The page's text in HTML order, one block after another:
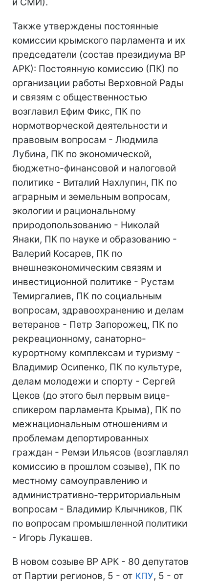
Также утверждены постоянные
комиссии крымского парламента и их
председатели (состав президиума ВР
АРК): Постоянную комиссию (ПК) по
организации работы Верховной Рады
и связям с общественностью
возглавил Ефим Фикс, ПК по
нормотворческой деятельности и
правовым вопросам - Людмила
Лубина, ПК по экономической,
бюджетно-финансовой и налоговой
политике - Виталий Нахлупин, ПК по
аграрным и земельным вопросам,
экологии и рациональному
природопользованию - Николай
Янаки, ПК по науке и образованию -
Валерий Косарев, ПК по
внешнеэкономическим связям и
инвестиционной политике - Рустам
Темиргалиев, ПК по социальным
вопросам, здравоохранению и делам
ветеранов - Петр Запорожец, ПК по
рекреационному, санаторно-
курортному комплексам и туризму -
Владимир Осипенко, ПК по культуре,
делам молодежи и спорту - Сергей
Цеков (до этого был первым вице-
спикером парламента Крыма), ПК по
межнациональным отношениям и
проблемам депортированных
граждан - Ремзи Ильясов (возглавлял
комиссию в прошлом созыве), ПК по
местному самоуправлению и
административно-территориальным
вопросам - Владимир Клычников, ПК
по вопросам промышленной политики
- Игорь Лукашев.
В новом созыве ВР АРК - 80 депутатов
от Партии регионов, 5 - от КПУ, 5 - от